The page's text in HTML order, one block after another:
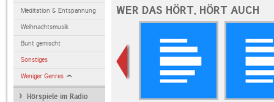
Meditation & Entspannung
Weihnachtsmusik
Bunt gemischt
Sonstiges
Weniger Genres
Hörspiele im Radio
WER DAS HÖRT, HÖRT AUCH